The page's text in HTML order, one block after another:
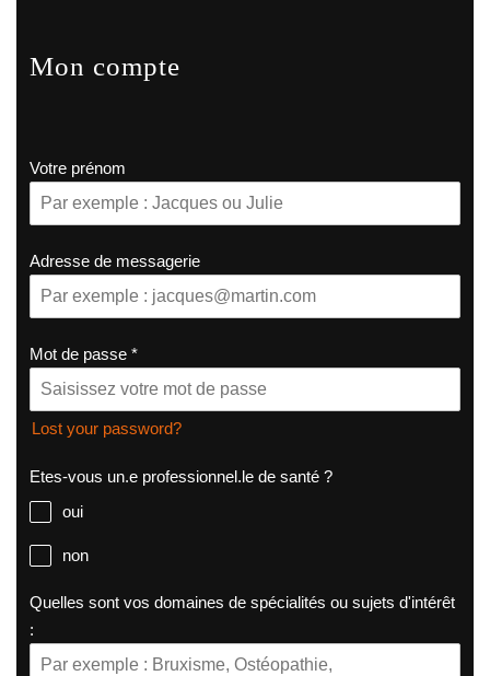
Mon compte
Votre prénom
Adresse de messagerie
Mot de passe *
Lost your password?
Etes-vous un.e professionnel.le de santé ?
oui
non
Quelles sont vos domaines de spécialités ou sujets d'intérêt
: